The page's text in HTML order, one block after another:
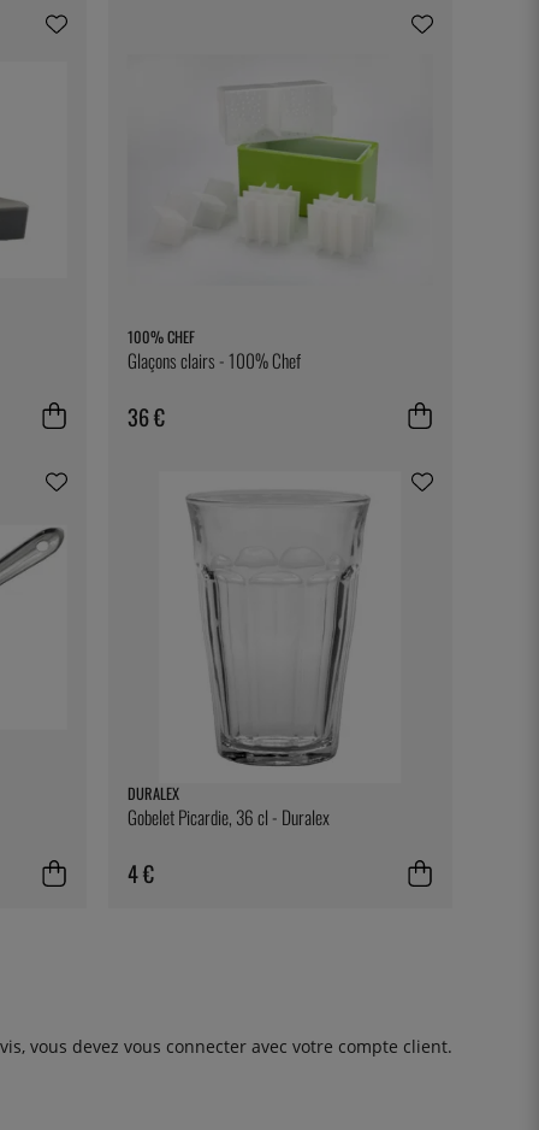
100% CHEF
Glaçons clairs - 100% Chef
36 €
DURALEX
Gobelet Picardie, 36 cl - Duralex
4 €
vous devez vous connecter avec votre compte client.